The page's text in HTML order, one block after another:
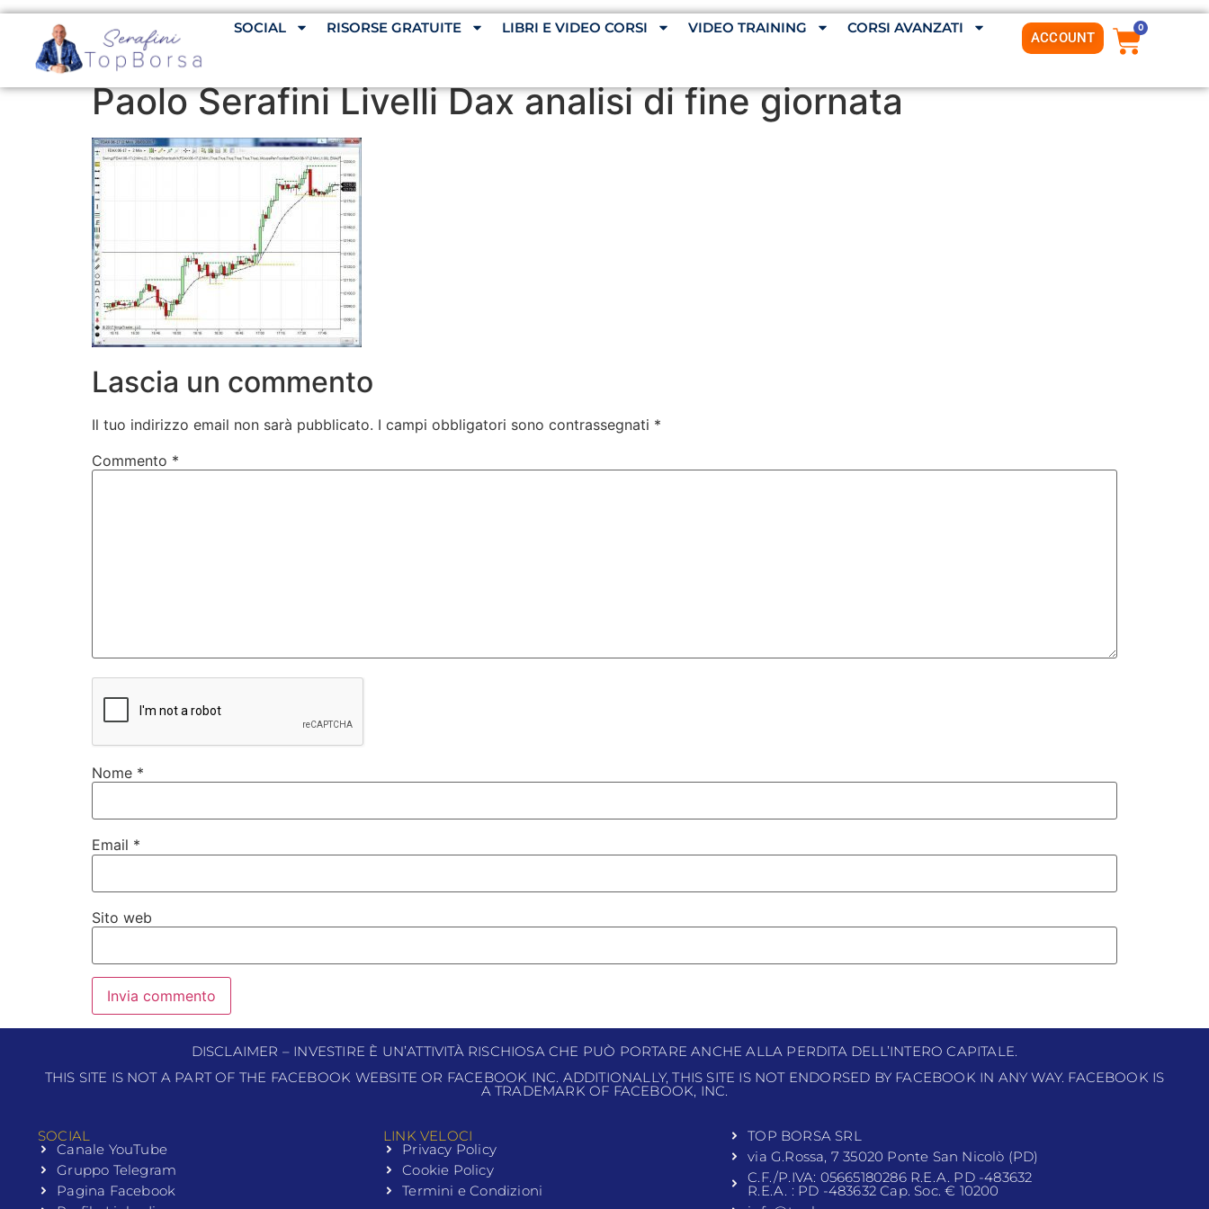
SOCIAL RISORSE GRATUITE LIBRI E VIDEO CORSI VIDEO TRAINING CORSI AVANZATI
ACCOUNT
0
Paolo Serafini Livelli Dax analisi di fine giornata
Lascia un commento
Il tuo indirizzo email non sarà pubblicato. I campi obbligatori sono contrassegnati *
Commento *
Nome *
Email *
Sito web
DISCLAIMER – INVESTIRE È UN’ATTIVITÀ RISCHIOSA CHE PUÒ PORTARE ANCHE ALLA PERDITA DELL’INTERO CAPITALE.
THIS SITE IS NOT A PART OF THE FACEBOOK WEBSITE OR FACEBOOK INC. ADDITIONALLY, THIS SITE IS NOT ENDORSED BY FACEBOOK IN ANY WAY. FACEBOOK IS
A TRADEMARK OF FACEBOOK, INC.
SOCIAL
Canale YouTube
Gruppo Telegram
Pagina Facebook
LINK VELOCI
Privacy Policy
Cookie Policy
Termini e Condizioni
TOP BORSA SRL
via G.Rossa, 7 35020 Ponte San Nicolò (PD)
C.F./P.IVA: 05665180286 R.E.A. PD -483632
R.E.A. : PD -483632 Cap. Soc. € 10200